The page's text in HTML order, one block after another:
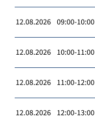
12.08.2026 09:00-10:00
12.08.2026 10:00-11:00
12.08.2026 11:00-12:00
12.08.2026 12:00-13:00